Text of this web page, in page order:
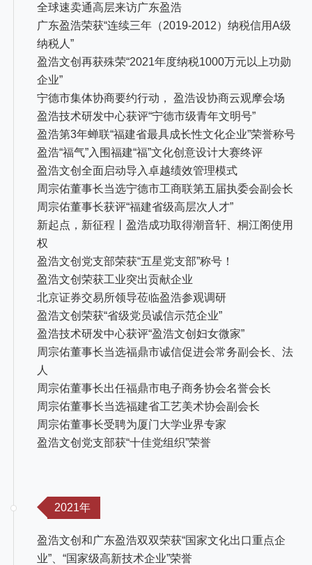
全球速卖通高层来访广东盈浩
广东盈浩荣获“连续三年（2019-2012）纳税信用A级
纳税人”
盈浩文创再获殊荣“2021年度纳税1000万元以上功勋
企业”
宁德市集体协商要约行动， 盈浩设协商云观摩会场
盈浩技术研发中心获评“宁德市级青年文明号”
盈浩第3年蝉联“福建省最具成长性文化企业”荣誉称号
盈浩“福气”入围福建“福”文化创意设计大赛终评
盈浩文创全面启动导入卓越绩效管理模式
周宗佑董事长当选宁德市工商联第五届执委会副会长
周宗佑董事长获评“福建省级高层次人才”
新起点，新征程丨盈浩成功取得潮音轩、桐江阁使用
权
盈浩文创党支部荣获“五星党支部”称号！
盈浩文创荣获工业突出贡献企业
北京证券交易所领导莅临盈浩参观调研
盈浩文创荣获“省级党员诚信示范企业”
盈浩技术研发中心获评“盈浩文创妇女微家”
周宗佑董事长当选福鼎市诚信促进会常务副会长、法
人
周宗佑董事长出任福鼎市电子商务协会名誉会长
周宗佑董事长当选福建省工艺美术协会副会长
周宗佑董事长受聘为厦门大学业界专家
盈浩文创党支部获“十佳党组织”荣誉
2021年
盈浩文创和广东盈浩双双荣获“国家文化出口重点企
业”、“国家级高新技术企业”荣誉